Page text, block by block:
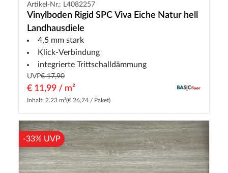
Artikel-Nr.: L4082257
Vinylboden Rigid SPC Viva Eiche Natur hell
Landhausdiele
4,5 mm stark
Klick-Verbindung
integrierte Trittschalldämmung
UVP€ 17,90
€ 11,99 / m²
Inhalt: 2.23 m²(€ 26,74 / Paket)
-33% UVP